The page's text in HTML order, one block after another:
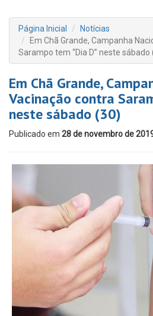
Página Inicial
Notícias
Em Chã Grande, Campanha
Sarampo tem “Dia D” neste sábado
Em Chã Grande,
Vacinação contra
neste sábado (30)
Publicado em 28 de novembro de